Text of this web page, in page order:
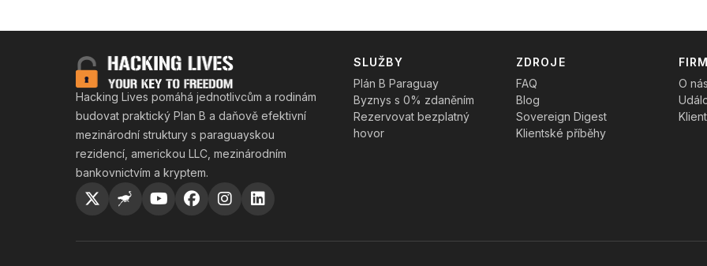
Hacking Lives
Hacking Lives pomáhá jednotlivcům a rodinám
budovat praktický Plan B a daňově efektivní
mezinárodní struktury s paraguayskou
rezidencí, americkou LLC, mezinárodním
bankovnictvím a kryptem.
SLUŽBY
Plán B Paraguay
Byznys s 0% zdaněním
Rezervovat bezplatný
hovor
ZDROJE
FAQ
Blog
Sovereign Digest
Klientské příběhy
O nás